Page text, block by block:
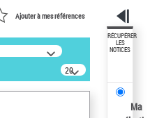
Ajouter à mes références
20
résultats/page
RÉCUPÉRER
LES
NOTICES
Ma